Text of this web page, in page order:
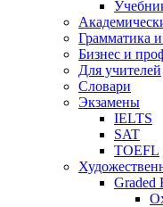
Грамматика
Бизнес и
Для учителей
Словари
Экзамены
IELTS
SAT
TOEFL
Graded